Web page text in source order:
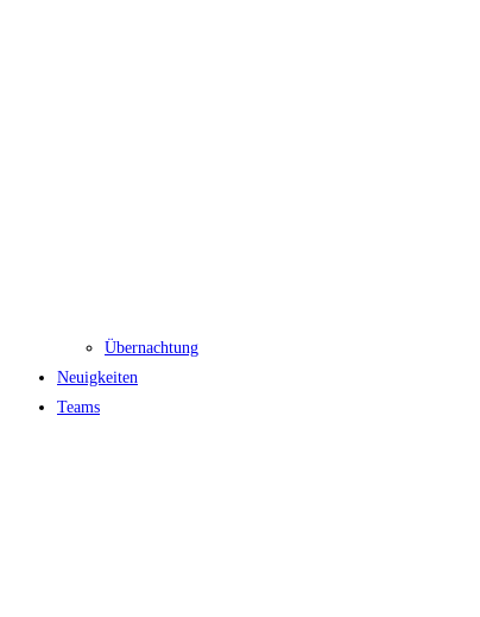
Übernachtung
Neuigkeiten
Teams